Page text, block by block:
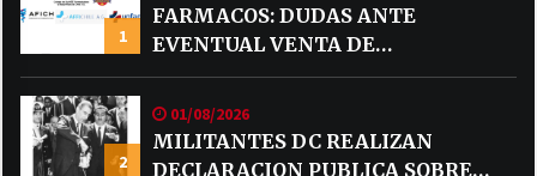
1
FARMACOS: DUDAS ANTE
EVENTUAL VENTA DE
MEDICAMENTOS POR MERCADO
LIBRE
2
01/08/2026
MILITANTES DC REALIZAN
DECLARACION PUBLICA SOBRE